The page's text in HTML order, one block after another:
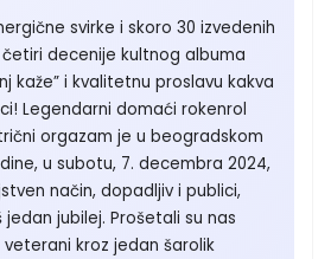
svirke i skoro 30 izvedenih
decenije kultnog albuma
kaže” i kvalitetnu proslavu kakva
Legendarni domaći rokenrol
orgazam je u beogradskom
u subotu, 7. decembra 2024,
način, dopadljiv i publici,
jedan jubilej. Prošetali su nas
kroz jedan šarolik